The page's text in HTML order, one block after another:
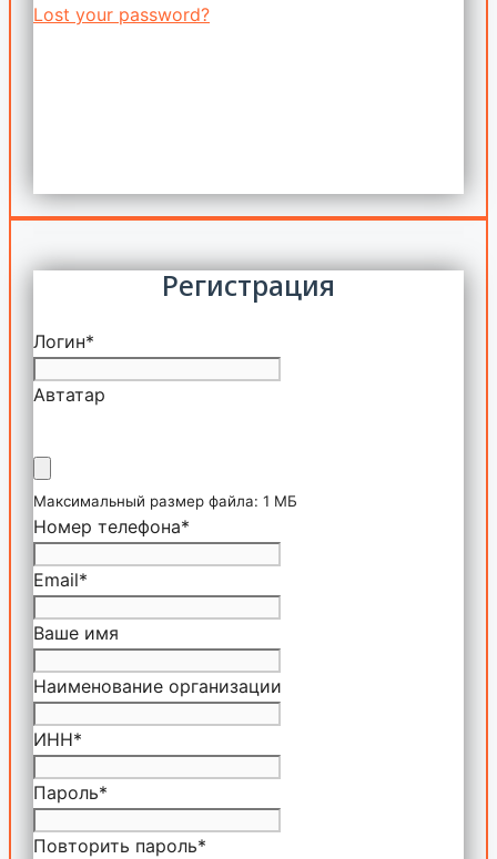
Lost your password?
Регистрация
Логин*
Автатар
Максимальный размер файла: 1 МБ
Номер телефона*
Email*
Ваше имя
Наименование организации
ИНН*
Пароль*
Повторить пароль*